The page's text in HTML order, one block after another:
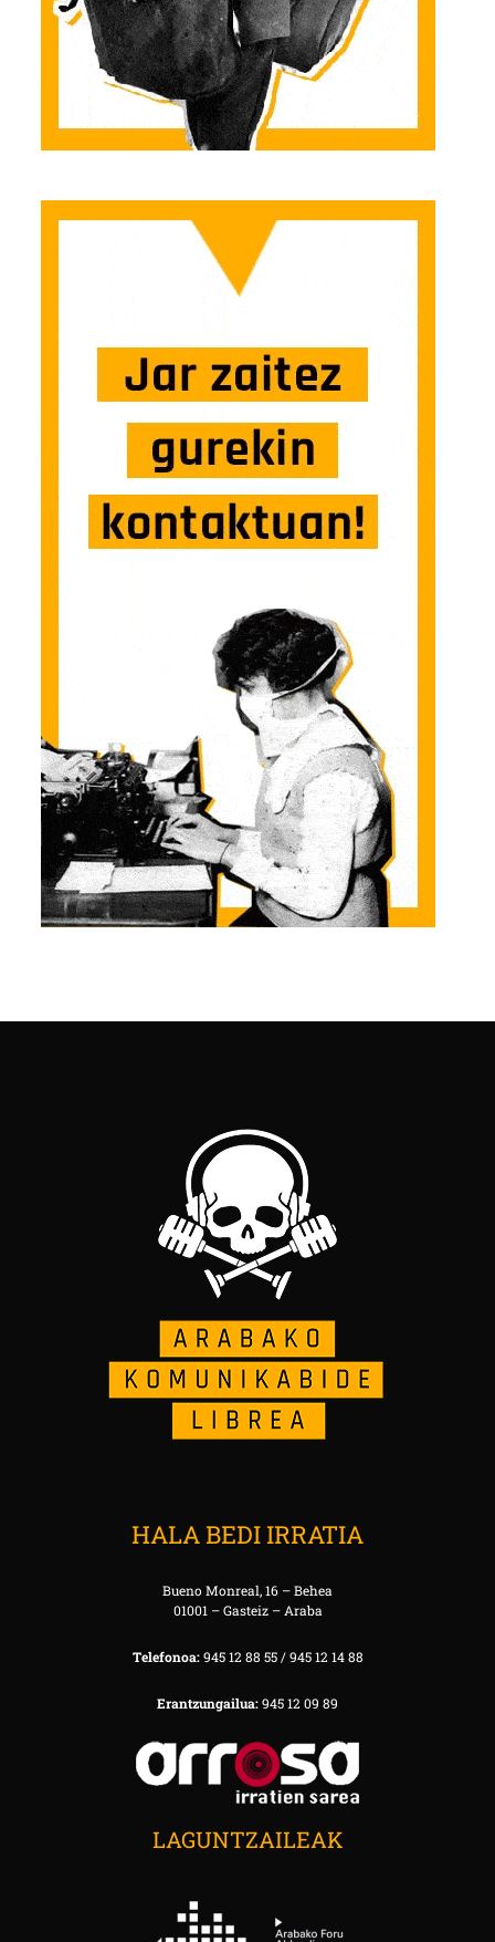
HALA BEDI IRRATIA
Bueno Monreal, 16 – Behea
01001 – Gasteiz – Araba
Telefonoa:945 12 88 55 / 945 12 14 88
Erantzungailua:945 12 09 89
LAGUNTZAILEAK